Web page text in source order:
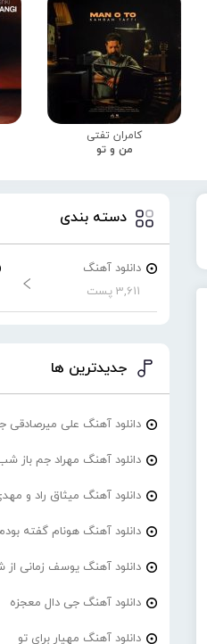
کامران تفتی
من و تو
دسته بندی
دانلود آهنگ
3,611 پست
جدیدترین ها
دانلود آهنگ علی میرصادقی
دانلود آهنگ مهراد جم باز
دانلود آهنگ میثاق راد و
دانلود آهنگ هونام گفته
دانلود آهنگ یوسف زمانی
دانلود آهنگ جی دال معجزه
دانلود آهنگ مهیار برای تو